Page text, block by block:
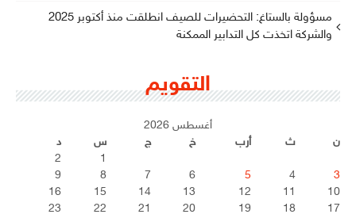
مسؤولة بالستاغ: التحضيرات للصيف انطلقت منذ أكتوبر 2025
والشركة اتخذت كل التدابير الممكنة
التقويم
أغسطس 2026
ن
ث أرب خ ج س
د
1
2
3
4
5
6
7
8
9
10
11
12
13
14
15
16
17
18
19
20
21
22
23